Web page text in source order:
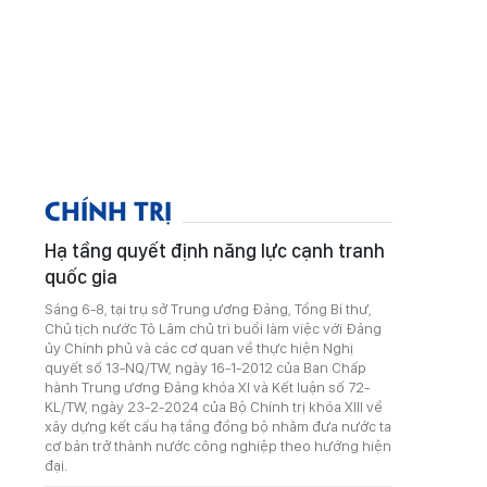
CHÍNH TRỊ
Hạ tầng quyết định năng lực cạnh tranh
quốc gia
Sáng 6-8, tại trụ sở Trung ương Đảng, Tổng Bí thư,
Chủ tịch nước Tô Lâm chủ trì buổi làm việc với Đảng
ủy Chính phủ và các cơ quan về thực hiện Nghị
quyết số 13-NQ/TW, ngày 16-1-2012 của Ban Chấp
hành Trung ương Đảng khóa XI và Kết luận số 72-
KL/TW, ngày 23-2-2024 của Bộ Chính trị khóa XIII về
xây dựng kết cấu hạ tầng đồng bộ nhằm đưa nước ta
cơ bản trở thành nước công nghiệp theo hướng hiện
đại.